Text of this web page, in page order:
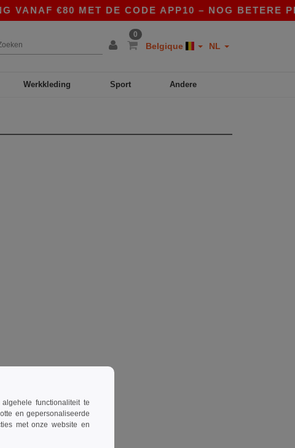
€80 MET DE CODE APP10 – NOG BETERE
0
Belgique NL
Werkkleding Sport Andere
functionaliteit te
en gepersonaliseerde
met onze website en